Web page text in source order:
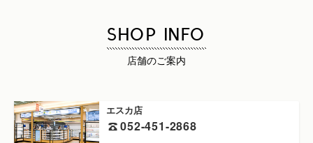
SHOP INFO
店舗のご案内
エスカ店
052-451-2868